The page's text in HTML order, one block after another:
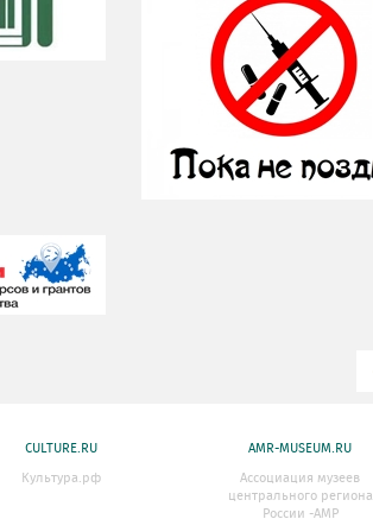
CULTURE.RU
Культура.рф
AMR-MUSEUM.RU
Ассоциация музеев
центрального региона
России -АМР